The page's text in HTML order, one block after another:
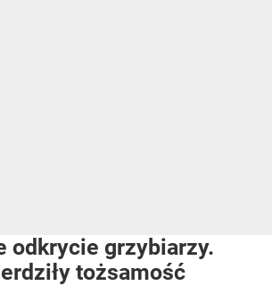
odkrycie grzybiarzy.
tożsamość